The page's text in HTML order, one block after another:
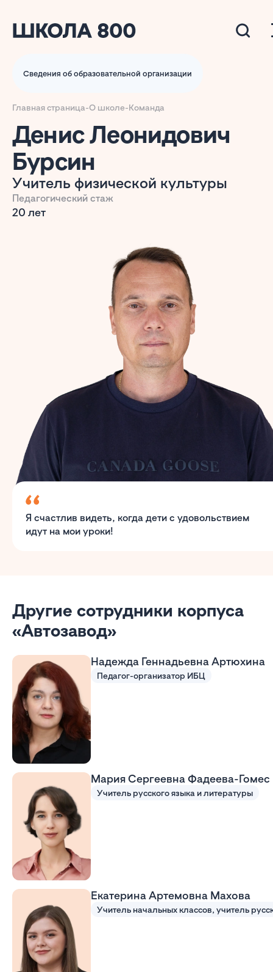
Сведения об образовательной организации
Главная страница-О школе-Команда
Денис Леонидович
Бурсин
Учитель физической культуры
Педагогический стаж
20 лет
Я счастлив видеть, когда дети с удовольствием
идут на мои уроки!
Другие сотрудники корпуса
«Автозавод»
Надежда Геннадьевна Артюхина
Педагог-организатор ИБЦ
Мария Сергеевна Фадеева-Гомес
Учитель русского языка и литературы
Екатерина Артемовна Махова